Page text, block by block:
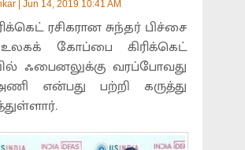
Jun 14, 2019 10:41 AM
ரசிகரான சுந்தர் பிச்சை
உலகக் கோப்பை கிரிக்கெட்
ஃபைனலுக்கு வரப்போவது
என்பது பற்றி கருத்து